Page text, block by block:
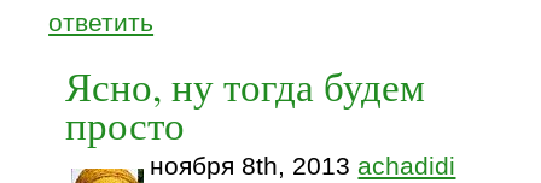
ответить
Ясно, ну тогда будем
просто
ноября 8th, 2013 achadidi